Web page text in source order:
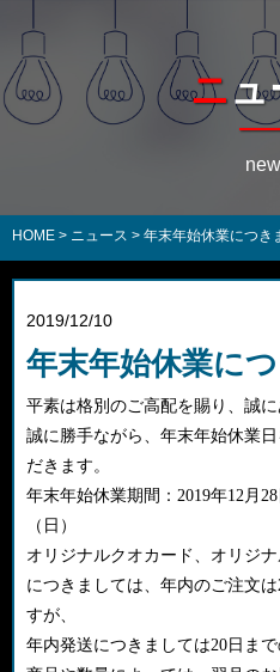
ニ
HOME > ニュース > 年末年始休業につき
2019/12/10
年末年始休業に
平素は格別のご高配を賜り、誠に
誠に勝手ながら、年末年始休業
だきます。
年末年始休業期間：2019年12月
（日）
オリジナルクオカード、オリジ
につきましては、年内のご注文
すが、
年内発送につきましては20日ま